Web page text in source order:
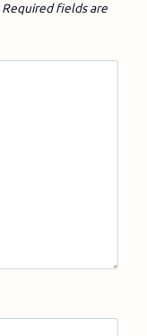
Required fields are